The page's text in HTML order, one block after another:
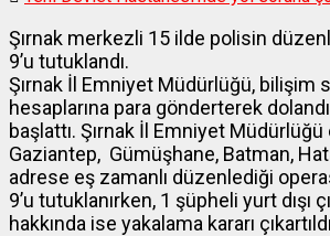
Şırnak merkezli 15 ilde polisin
9’u tutuklandı.
Şırnak İl Emniyet Müdürlüğü, bilişim
hesaplarına para gönderterek
başlattı. Şırnak İl Emniyet
Gaziantep, Gümüşhane, Batman,
adrese eş zamanlı düzenlediği
9’u tutuklanırken, 1 şüpheli yurt dışı
hakkında ise yakalama kararı